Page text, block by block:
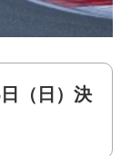
（日）決